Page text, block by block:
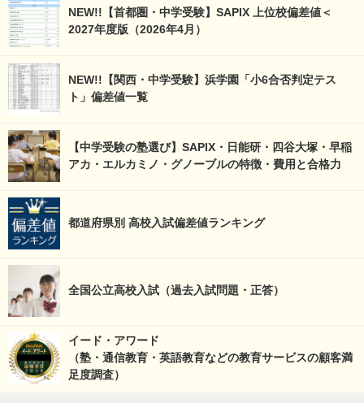
NEW!!【首都圏・中学受験】SAPIX 上位校偏差値＜
2027年度版（2026年4月）
NEW!!【関西・中学受験】浜学園「小6合否判定テス
ト」偏差値一覧
【中学受験の塾選び】SAPIX・日能研・四谷大塚・早稲
アカ・エルカミノ・グノーブルの特徴・費用と合格力
都道府県別 高校入試偏差値ランキング
全国公立高校入試（過去入試問題・正答）
イード・アワード
（塾・通信教育・英語教育などの教育サービスの顧客満
足度調査）